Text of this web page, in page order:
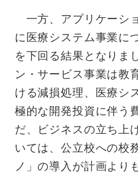
一方、アプリケーシ
に医療システム事業に
を下回る結果となりま
ン・サービス事業は教
ける減損処理、医療シ
極的な開発投資に伴う
だ、ビジネスの立ち上
いては、公立校への校
ノ」の導入が計画より